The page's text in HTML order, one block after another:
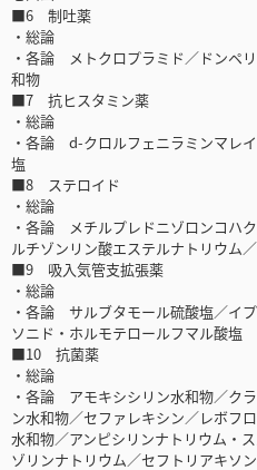
■6 制吐薬
・総論
・各論 メトクロプラミド／ドンペ
和物
■7 抗ヒスタミン薬
・総論
・各論 d-クロルフェニラミンマレ
塩
■8 ステロイド
・総論
・各論 メチルプレドニゾロンコハ
ルチゾンリン酸エステルナトリウム
■9 吸入気管支拡張薬
・総論
・各論 サルブタモール硫酸塩／イ
ソニド・ホルモテロールフマル酸塩
■10 抗菌薬
・総論
・各論 アモキシシリン水和物／ク
ン水和物／セファレキシン／レボフ
水和物／アンピシリンナトリウム・
ゾリンナトリウム／セフトリアキソ